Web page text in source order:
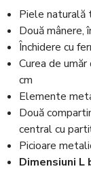
Piele
Două mânere,
Închidere cu
Curea de
cm
Elemente
Două
central cu
Picioare
Dimensiuni L